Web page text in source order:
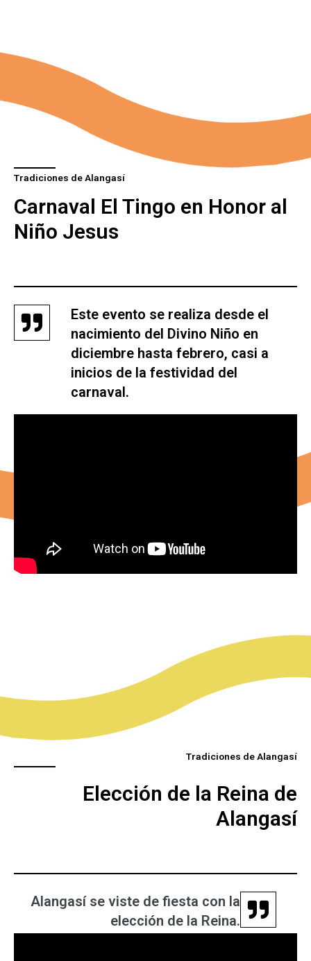
Tradiciones de Alangasí
Carnaval El Tingo en Honor al
Niño Jesus
Este evento se realiza desde el
nacimiento del Divino Niño en
diciembre hasta febrero, casi a
inicios de la festividad del
carnaval.
Tradiciones de Alangasí
Elección de la Reina de
Alangasí
Alangasí se viste de fiesta con la
elección de la Reina.